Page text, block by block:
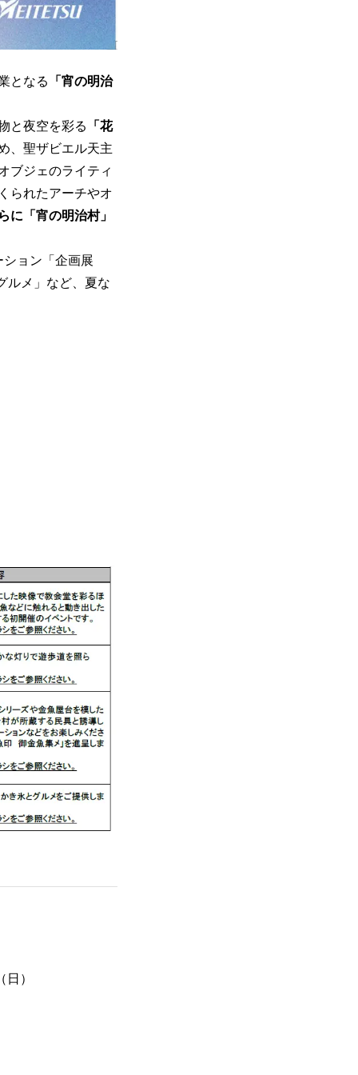
となる 「宵の明治
と夜空を彩る
「花
、聖ザビエル天主
ブジェのライティ
られたアーチやオ
に「宵の明治村」
ョン「企画展
メ」など、夏な
日）